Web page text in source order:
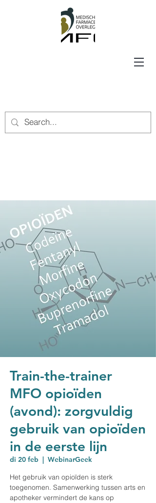
Train-the-trainer
MFO opioïden
(avond): zorgvuldig
gebruik van opioïden
in de eerste lijn
di 20 feb
  |
WebinarGeek
Het gebruik van opioïden is sterk
toegenomen. Samenwerking tussen arts en
apotheker vermindert de kans op